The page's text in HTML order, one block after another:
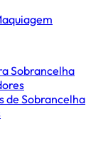
Sobrancelha
de Sobrancelha